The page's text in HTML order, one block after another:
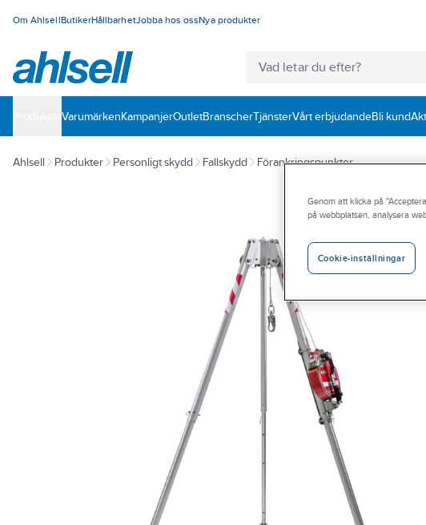
Om AhlsellButikerHållbarhetJobba hos ossNya produkter
VarumärkenKampanjerOutletBranscherTjänsterVårt erbjudandeBli kund
Ahlsell Produkter Personligt skydd Fallskydd Förankringspunkter
Genom att klicka på
på webbplatsen, analysera
Cookie-inställningar